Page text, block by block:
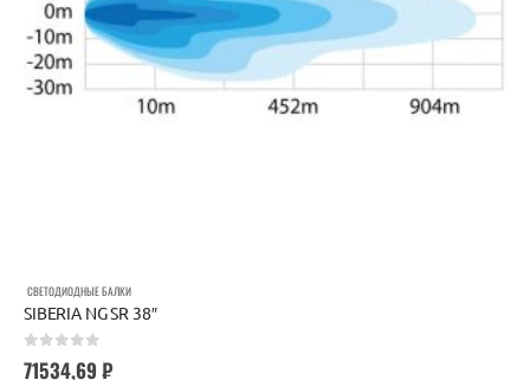
СВЕТОДИОДНЫЕ БАЛКИ
SIBERIA NG SR 38″
71534,69 ₽